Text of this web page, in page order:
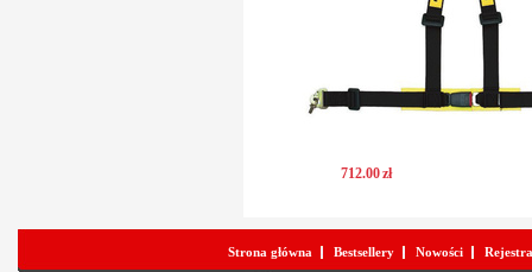
712.00zł
Strona główna Bestsellery Nowości